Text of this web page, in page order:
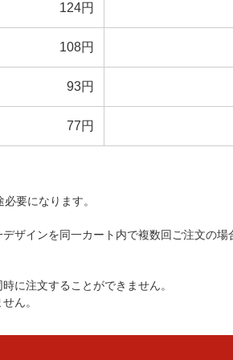
124円
108円
93円
77円
要になります。
ザインを同一カート内で複数回ご注文の場
に注文することができません。
ん。